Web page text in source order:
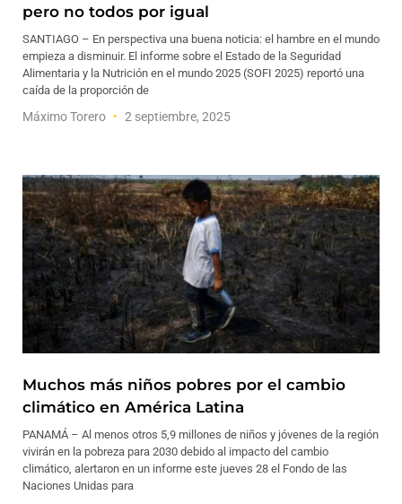
pero no todos por igual
SANTIAGO – En perspectiva una buena noticia: el hambre en el mundo
empieza a disminuir. El informe sobre el Estado de la Seguridad
Alimentaria y la Nutrición en el mundo 2025 (SOFI 2025) reportó una
caída de la proporción de
Máximo Torero 2 septiembre, 2025
Muchos más niños pobres por el cambio
climático en América Latina
PANAMÁ – Al menos otros 5,9 millones de niños y jóvenes de la región
vivirán en la pobreza para 2030 debido al impacto del cambio
climático, alertaron en un informe este jueves 28 el Fondo de las
Naciones Unidas para